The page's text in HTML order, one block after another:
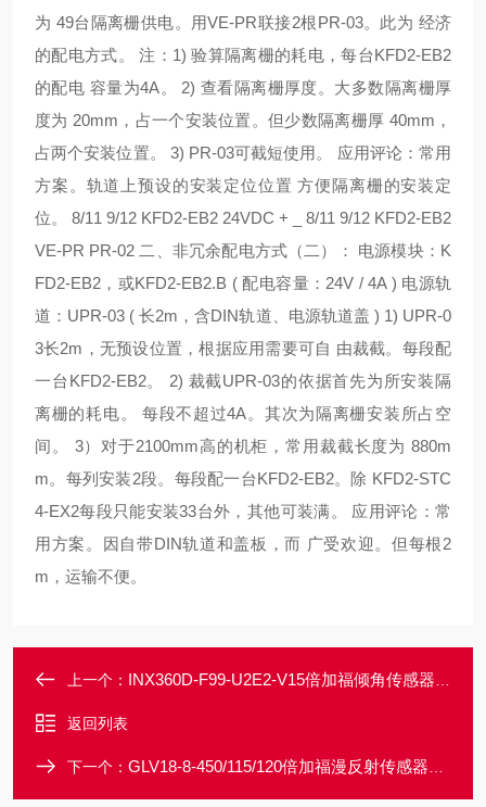
为 49台隔离栅供电。用VE-PR联接2根PR-03。此为 经济
的配电方式。 注：1) 验算隔离栅的耗电，每台KFD2-EB2
的配电 容量为4A。 2) 查看隔离栅厚度。大多数隔离栅厚
度为 20mm，占一个安装位置。但少数隔离栅厚 40mm，
占两个安装位置。 3) PR-03可截短使用。 应用评论：常用
方案。轨道上预设的安装定位位置 方便隔离栅的安装定
位。 8/11 9/12 KFD2-EB2 24VDC + _ 8/11 9/12 KFD2-EB2
VE-PR PR-02 二、非冗余配电方式（二）： 电源模块：K
FD2-EB2，或KFD2-EB2.B ( 配电容量：24V / 4A ) 电源轨
道：UPR-03 ( 长2m，含DIN轨道、电源轨道盖 ) 1) UPR-0
3长2m，无预设位置，根据应用需要可自 由裁截。每段配
一台KFD2-EB2。 2) 裁截UPR-03的依据首先为所安装隔
离栅的耗电。 每段不超过4A。其次为隔离栅安装所占空
间。 3）对于2100mm高的机柜，常用裁截长度为 880m
m。每列安装2段。每段配一台KFD2-EB2。除 KFD2-STC
4-EX2每段只能安装33台外，其他可装满。 应用评论：常
用方案。因自带DIN轨道和盖板，而 广受欢迎。但每根2
m，运输不便。
上一个： INX360D-F99-U2E2-V15倍加福倾角传感器P+F一级代理多年经营
返回列表
下一个： GLV18-8-450/115/120倍加福漫反射传感器P+F大量现货